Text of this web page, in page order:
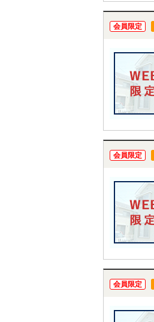
会員限定
会員限定
会員限定